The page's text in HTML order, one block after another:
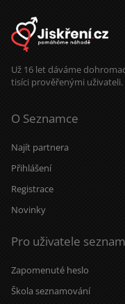
Už 16 let dáváme
tisíci prověřenými uživateli.
O Seznamce
Najít partnera
Přihlášení
Registrace
Novinky
Pro uživatele
Zapomenuté heslo
Škola seznamování